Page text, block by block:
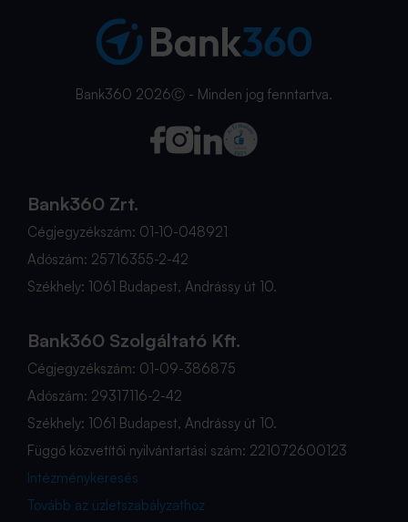
Bank360 2026Ⓒ - Minden jog fenntartva.
Bank360 Zrt.
Cégjegyzékszám: 01-10-048921
Adószám: 25716355-2-42
Székhely: 1061 Budapest, Andrássy út 10.
Bank360 Szolgáltató Kft.
Cégjegyzékszám: 01-09-386875
Adószám: 29317116-2-42
Székhely: 1061 Budapest, Andrássy út 10.
Függő közvetítői nyilvántartási szám: 221072600123
Intézménykeresés
Tovább az üzletszabályzathoz